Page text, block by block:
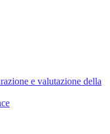
e valutazione della